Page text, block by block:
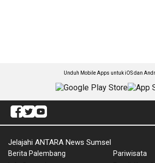
Unduh Mobile Apps untuk iOS dan
Jelajahi ANTARA News Sumsel
Berita Palembang
Pariwisata